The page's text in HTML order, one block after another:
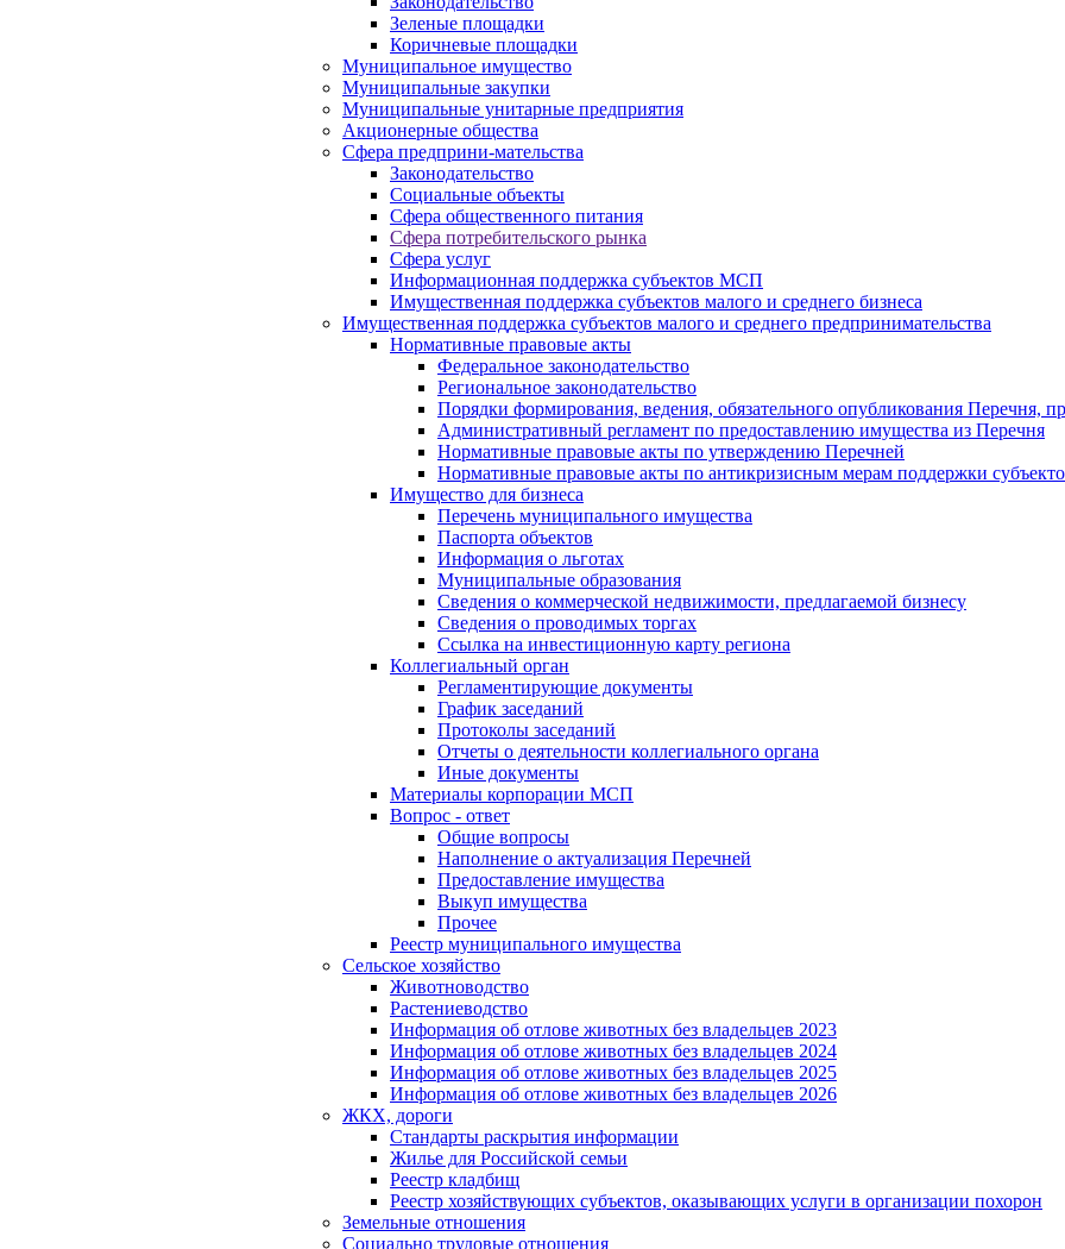
Зеленые площадки
Коричневые площадки
Муниципальное имущество
Муниципальные закупки
Муниципальные унитарные предприятия
Акционерные общества
Сфера предприни-мательства
Законодательство
Социальные объекты
Сфера общественного питания
Сфера потребительского рынка
Сфера услуг
Информационная поддержка субъектов МСП
Имущественная поддержка субъектов малого и среднего бизнеса
Имущественная поддержка субъектов малого и среднего предпринимательства
Нормативные правовые акты
Федеральное законодательство
Региональное законодательство
Порядки формирования, ведения, обязательного опубликования Перечня,
Административный регламент по предоставлению имущества из Перечня
Нормативные правовые акты по утверждению Перечней
Нормативные правовые акты по антикризисным мерам поддержки
Имущество для бизнеса
Перечень муниципального имущества
Паспорта объектов
Информация о льготах
Муниципальные образования
Сведения о коммерческой недвижимости, предлагаемой бизнесу
Сведения о проводимых торгах
Ссылка на инвестиционную карту региона
Коллегиальный орган
Регламентирующие документы
График заседаний
Протоколы заседаний
Отчеты о деятельности коллегиального органа
Иные документы
Материалы корпорации МСП
Вопрос - ответ
Общие вопросы
Наполнение о актуализация Перечней
Предоставление имущества
Выкуп имущества
Прочее
Реестр муниципального имущества
Сельское хозяйство
Животноводство
Растениеводство
Информация об отлове животных без владельцев 2023
Информация об отлове животных без владельцев 2024
Информация об отлове животных без владельцев 2025
Информация об отлове животных без владельцев 2026
ЖКХ, дороги
Стандарты раскрытия информации
Жилье для Российской семьи
Реестр кладбищ
Реестр хозяйствующих субъектов, оказывающих услуги в организации похорон
Земельные отношения
Социально трудовые отношения